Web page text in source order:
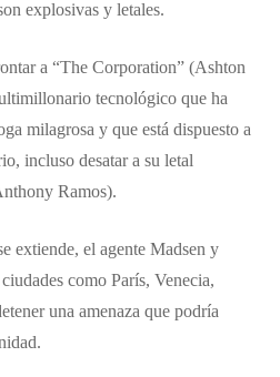
explosivas y letales.
a “The Corporation” (Ashton
tecnológico que ha
milagrosa y que está dispuesto a
incluso desatar a su letal
Ramos).
extiende, el agente Madsen y
como París, Venecia,
una amenaza que podría